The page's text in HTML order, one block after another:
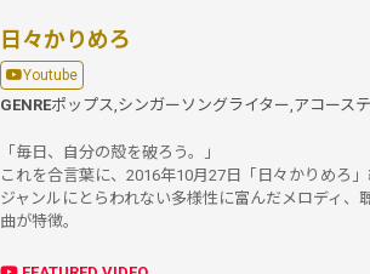
日々かりめろ
Youtube
GENREポップス, シンガーソングライター, アコース
「毎日、自分の殻を破ろう。」
これを合言葉に、2016年10月27日「日々かりめろ
ジャンルにとらわれない多様性に富んだメロディ
曲が特徴。